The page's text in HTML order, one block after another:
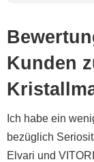
Kunden
Ich habe ein
bezüglich
Elvari und